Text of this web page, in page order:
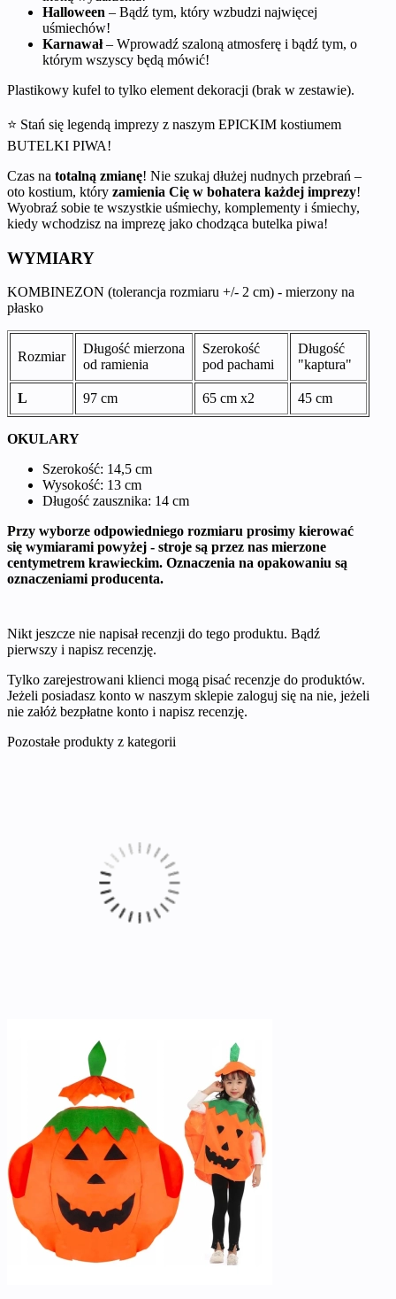
Halloween – Bądź tym, który wzbudzi najwięcej
uśmiechów!
Karnawał– Wprowadź szaloną atmosferę i bądź tym, o
którym wszyscy będą mówić!
Plastikowy kufel to tylko element dekoracji (brak w zestawie).
⭐ Stań się legendą imprezy z naszym EPICKIM kostiumem
BUTELKI PIWA!
Czas na totalną zmianę! Nie szukaj dłużej nudnych przebrań –
oto kostium, który zamienia Cię w bohatera każdej imprezy!
Wyobraź sobie te wszystkie uśmiechy, komplementy i śmiechy,
kiedy wchodzisz na imprezę jako chodząca butelka piwa!
WYMIARY
KOMBINEZON (tolerancja rozmiaru +/- 2 cm) - mierzony na
płasko
Rozmiar
Długość mierzona
od ramienia
Szerokość
pod pachami
Długość
"kaptura"
L 97 cm 65 cm x2 45 cm
OKULARY
Szerokość: 14,5 cm
Wysokość: 13 cm
Długość zausznika: 14 cm
Przy wyborze odpowiedniego rozmiaru prosimy kierować
się wymiarami powyżej - stroje są przez nas mierzone
centymetrem krawieckim. Oznaczenia na opakowaniu są
oznaczeniami producenta.
Nikt jeszcze nie napisał recenzji do tego produktu. Bądź
pierwszy i napisz recenzję.
Tylko zarejestrowani klienci mogą pisać recenzje do produktów.
Jeżeli posiadasz konto w naszym sklepie zaloguj się na nie, jeżeli
nie załóż bezpłatne konto i napisz recenzję.
Pozostałe produkty z kategorii